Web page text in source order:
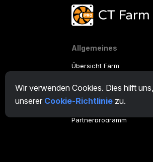
Wir verwenden Cookies. Dies hilft
unserer Cookie-Richtlinie zu.
Allgemeines
Übersicht Farm
Übersicht Miner
CryptoTab
Partnerprogramm